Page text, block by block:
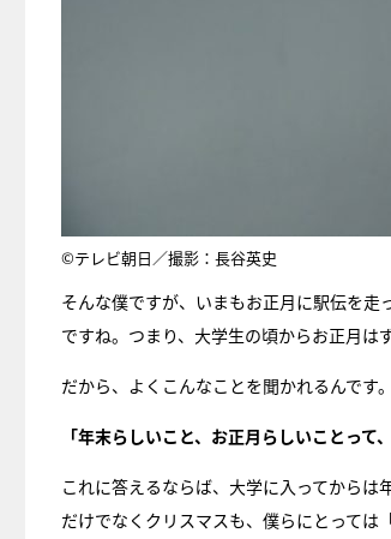
©テレビ朝日／撮影：長谷英史
そんな僕ですが、いまもお正月に駅伝を走
ですね。つまり、大学生の頃からお正月は
だから、よくこんなことを聞かれるんです。
「年末らしいこと、お正月らしいことって
これに答えるならば、大学に入ってから
だけでなくクリスマスも、僕らにとっては